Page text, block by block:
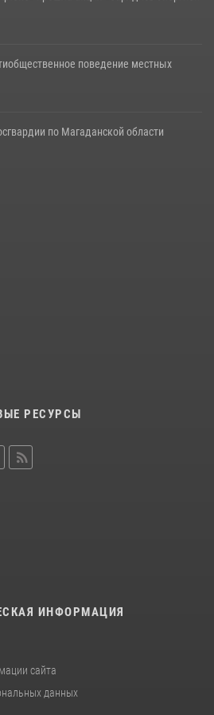
поведение местных
по Магаданской области
РЕСУРСЫ
ИНФОРМАЦИЯ
сайта
данных